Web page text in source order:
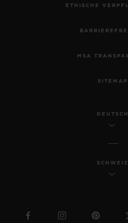
ETHISCHE
MSA
SITEMAP
DEUTSCH
SCHWEIZ